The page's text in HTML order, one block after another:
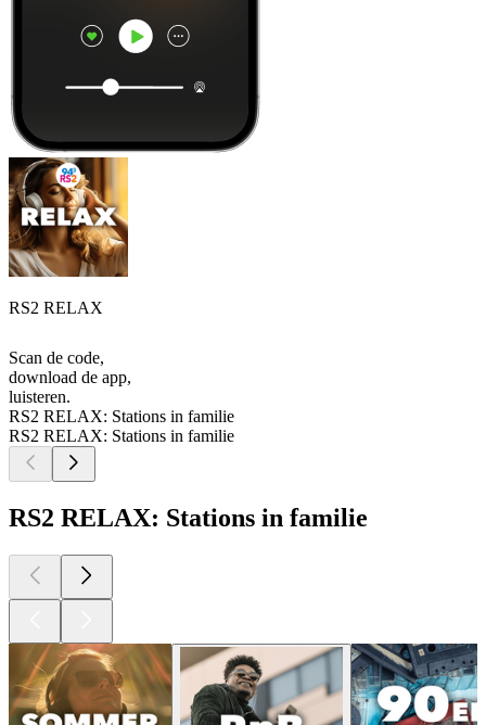
RS2 RELAX
Scan de code,
download de app,
luisteren.
RS2 RELAX: Stations in familie
RS2 RELAX: Stations in familie
RS2 RELAX: Stations in familie